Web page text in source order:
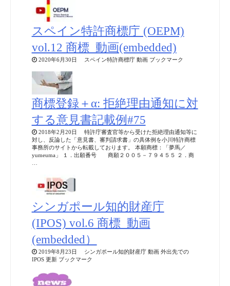
スペイン特許商標庁 (OEPM)
vol.12 商標_動画(embedded)
2020年6月30日 スペイン特許商標庁 動画 ブックマーク
商標登録＋α: 拒絶理由通知に対
する意見書記載例#75
2018年2月20日 特許庁審査官等から受けた拒絶理由通知等に
対し、反論した「意見書、審判請求書」の具体例を小川特許商標
事務所のサイトから転載しております。 本願商標：「夢馬／
yumeuma」 １．出願番号 商願２００５－７９４５５ ２．商
シンガポール知的財産庁
(IPOS) vol.6 商標_動画
(embedded）
2019年8月23日 シンガポール知的財産庁 動画 外出先での
IPOS 更新 ブックマーク